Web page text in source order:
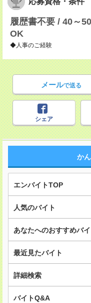
履歴書不要 / 40～
OK
◆人事のご経験
メールで送る
シェア
か
エンバイトTOP
人気のバイト
あなたへのおすすめバイ
最近見たバイト
詳細検索
バイトQ&A